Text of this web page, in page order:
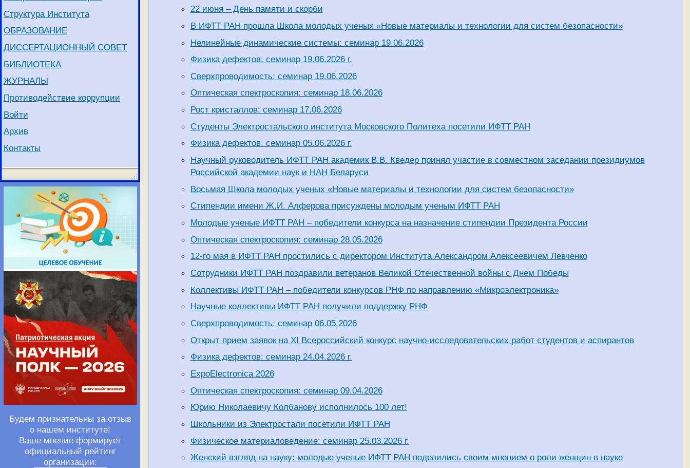
Структура Института
ОБРАЗОВАНИЕ
ДИССЕРТАЦИОННЫЙ СОВЕТ
БИБЛИОТЕКА
ЖУРНАЛЫ
Противодействие коррупции
Войти
Архив
Контакты
Будем признательны за отзыв
о нашем институте!
Ваше мнение формирует
официальный рейтинг
организации:
22 июня – День памяти и скорби
В ИФТТ РАН прошла Школа молодых ученых «Новые материалы и технологии для систем безопасности»
Нелинейные динамические системы: семинар 19.06.2026
Физика дефектов: семинар 19.06.2026 г.
Сверхпроводимость: семинар 19.06.2026
Оптическая спектроскопия: семинар 18.06.2026
Рост кристаллов: семинар 17.06.2026
Студенты Электростальского института Московского Политеха посетили ИФТТ РАН
Физика дефектов: семинар 05.06.2026 г.
Научный руководитель ИФТТ РАН академик В.В. Кведер принял участие в совместном заседании президиумов
Российской академии наук и НАН Беларуси
Восьмая Школа молодых ученых «Новые материалы и технологии для систем безопасности»
Стипендии имени Ж.И. Алферова присуждены молодым ученым ИФТТ РАН
Молодые ученые ИФТТ РАН – победители конкурса на назначение стипендии Президента России
Оптическая спектроскопия: семинар 28.05.2026
12-го мая в ИФТТ РАН простились с директором Института Александром Алексеевичем Левченко
Сотрудники ИФТТ РАН поздравили ветеранов Великой Отечественной войны с Днем Победы
Коллективы ИФТТ РАН – победители конкурсов РНФ по направлению «Микроэлектроника»
Научные коллективы ИФТТ РАН получили поддержку РНФ
Сверхпроводимость: семинар 06.05.2026
Открыт прием заявок на XI Всероссийский конкурс научно-исследовательских работ студентов и аспирантов
Физика дефектов: семинар 24.04.2026 г.
ExpoElectronica 2026
Оптическая спектроскопия: семинар 09.04.2026
Юрию Николаевичу Колбанову исполнилось 100 лет!
Школьники из Электростали посетили ИФТТ РАН
Физическое материаловедение: семинар 25.03.2026 г.
Женский взгляд на науку: молодые ученые ИФТТ РАН поделились своим мнением о роли женщин в науке